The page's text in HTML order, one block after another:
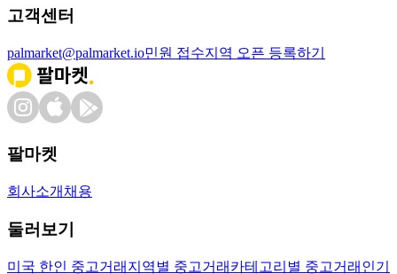
고객센터
palmarket@palmarket.io민원 접수지역 오픈 등록하기
팔마켓
회사소개 채용
둘러보기
미국 한인 중고거래 지역별 중고거래 카테고리별 중고거래 인기